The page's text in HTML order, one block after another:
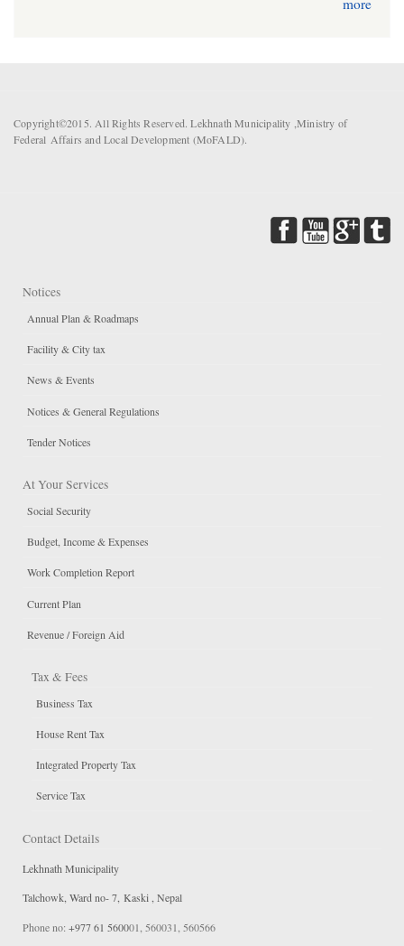
Copyright©2015. All Rights Reserved. Lekhnath Municipality ,Ministry of
Federal Affairs and Local Development (MoFALD).
Notices
Annual Plan & Roadmaps
Facility & City tax
News & Events
Notices & General Regulations
Tender Notices
At Your Services
Social Security
Budget, Income & Expenses
Work Completion Report
Current Plan
Revenue / Foreign Aid
Tax & Fees
Business Tax
House Rent Tax
Integrated Property Tax
Service Tax
Contact Details
Lekhnath Municipality
Talchowk, Ward no- 7, Kaski , Nepal
Phone no: +977 61 560001, 560031, 560566